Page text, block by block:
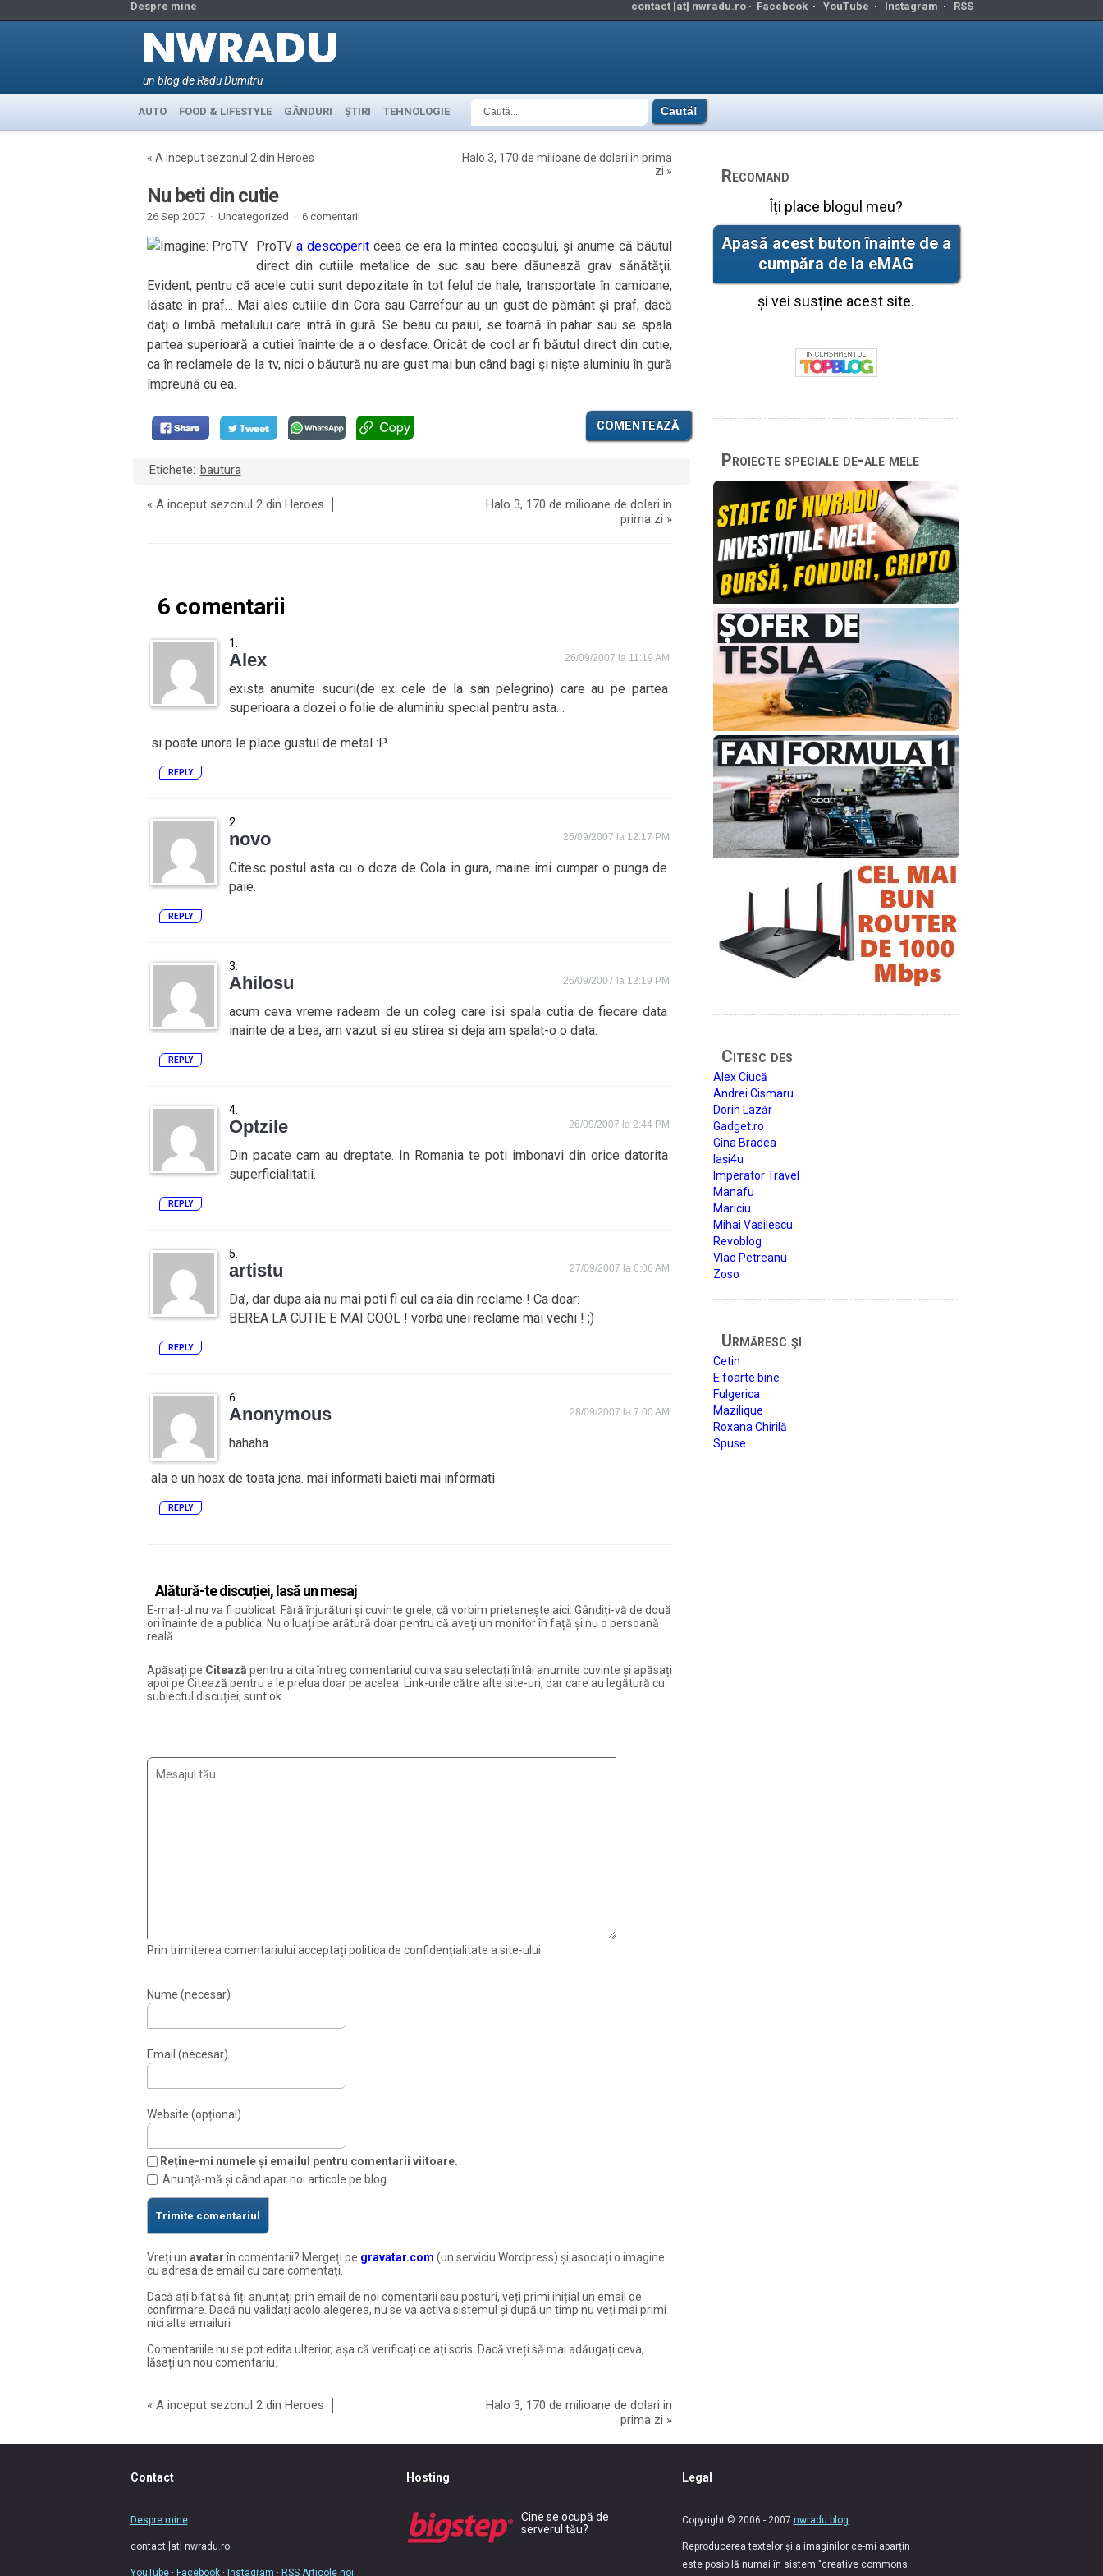
Despre mine contact [at] nwradu.ro · Facebook· YouTube · Instagram · RSS
un blog de Radu Dumitru
AUTO FOOD & LIFESTYLE GÂNDURI ȘTIRI TEHNOLOGIE
« A inceput sezonul 2 din Heroes
Halo 3, 170 de milioane de dolari in prima
zi »
Nu beti din cutie
26 Sep 2007 · Uncategorized · 6 comentarii
ProTV a descoperitceea ce era la mintea cocoşului, şi anume că băutul
direct din cutiile metalice de suc sau bere dăunează grav sănătăţii.
Evident, pentru că acele cutii sunt depozitate în tot felul de hale, transportate în camioane,
lăsate în praf… Mai ales cutiile din Cora sau Carrefour au un gust de pământ şi praf, dacă
daţi o limbă metalului care intră în gură. Se beau cu paiul, se toarnă în pahar sau se spala
partea superioară a cutiei înainte de a o desface. Oricât de cool ar fi băutul direct din cutie,
ca în reclamele de la tv, nici o băutură nu are gust mai bun când bagi şi nişte aluminiu în gură
împreună cu ea.
COMENTEAZĂ
Etichete: bautura
« A inceput sezonul 2 din Heroes
Halo 3, 170 de milioane de dolari in
prima zi »
6 comentarii
Alex 26/09/2007 la 11:19 AM
exista anumite sucuri(de ex cele de la san pelegrino) care au pe partea
superioara a dozei o folie de aluminiu special pentru asta…
si poate unora le place gustul de metal :P
REPLY
novo 26/09/2007 la 12:17 PM
Citesc postul asta cu o doza de Cola in gura, maine imi cumpar o punga de
paie.
REPLY
Ahilosu 26/09/2007 la 12:19 PM
acum ceva vreme radeam de un coleg care isi spala cutia de fiecare data
inainte de a bea, am vazut si eu stirea si deja am spalat-o o data.
REPLY
Optzile 26/09/2007 la 2:44 PM
Din pacate cam au dreptate. In Romania te poti imbonavi din orice datorita
superficialitatii.
REPLY
artistu 27/09/2007 la 6:06 AM
Da’, dar dupa aia nu mai poti fi cul ca aia din reclame ! Ca doar:
BEREA LA CUTIE E MAI COOL ! vorba unei reclame mai vechi ! ;)
REPLY
Anonymous 28/09/2007 la 7:00 AM
hahaha
ala e un hoax de toata jena. mai informati baieti mai informati
REPLY
Alătură-te discuției, lasă un mesaj
E-mail-ul nu va fi publicat. Fără înjurături și cuvinte grele, că vorbim prietenește aici. Gândiți-vă de două
ori înainte de a publica. Nu o luați pe arătură doar pentru că aveți un monitor în față și nu o persoană
reală.
Apăsați pe Citează pentru a cita întreg comentariul cuiva sau selectați întâi anumite cuvinte și apăsați
apoi pe Citează pentru a le prelua doar pe acelea. Link-urile către alte site-uri, dar care au legătură cu
subiectul discuției, sunt ok.
Prin trimiterea comentariului acceptați politica de confidențialitate a site-ului.
Nume (necesar)
Email (necesar)
Website (opțional)
Reține-mi numele și emailul pentru comentarii viitoare.
Anunță-mă și când apar noi articole pe blog.
Vreți un avatarîn comentarii? Mergeți pe gravatar.com (un serviciu Wordpress) și asociați o imagine
cu adresa de email cu care comentați.
Dacă ați bifat să fiți anunțați prin email de noi comentarii sau posturi, veți primi inițial un email de
confirmare. Dacă nu validați acolo alegerea, nu se va activa sistemul și după un timp nu veți mai primi
nici alte emailuri
Comentariile nu se pot edita ulterior, așa că verificați ce ați scris. Dacă vreți să mai adăugați ceva,
lăsați un nou comentariu.
« A inceput sezonul 2 din Heroes
Halo 3, 170 de milioane de dolari in
prima zi »
Recomand
Îți place blogul meu?
Apasă acest buton înainte de a
cumpăra de la eMAG
și vei susține acest site.
Proiecte speciale de-ale mele
Citesc des
Alex Ciucă
Andrei Cismaru
Dorin Lazăr
Gadget.ro
Gina Bradea
Iași4u
Imperator Travel
Manafu
Mariciu
Mihai Vasilescu
Revoblog
Vlad Petreanu
Zoso
Urmăresc şi
Cetin
E foarte bine
Fulgerica
Mazilique
Roxana Chirilă
Spuse
Contact
Despre mine
contact [at] nwradu.ro
YouTube· Facebook· Instagram · RSS Articole noi
Hosting
Cine se ocupă de
serverul tău?
Legal
Copyright © 2006 - 2007 nwradu blog
Reproducerea textelor și a imaginilor ce-mi aparțin
este posibilă numai în sistem "creative commons